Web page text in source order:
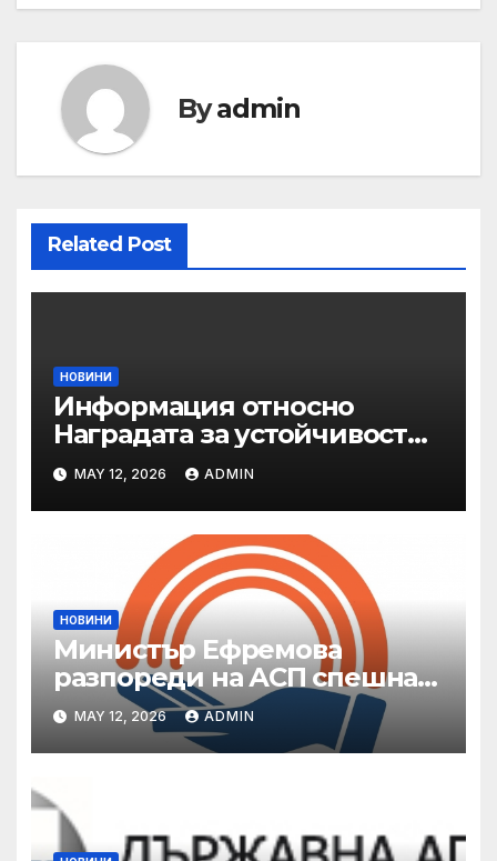
Byadmin
Related Post
НОВИНИ
Информация относно
Наградата за устойчивост
на ОАЕ „Зайед“
MAY 12, 2026 ADMIN
НОВИНИ
Министър Ефремова
разпореди на АСП спешна
готовност за оказване на
подкрепа на пострадали от
валежи и градушки
MAY 12, 2026 ADMIN